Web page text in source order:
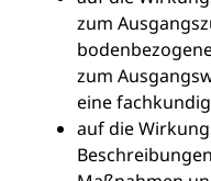
zum
zum
eine
auf die